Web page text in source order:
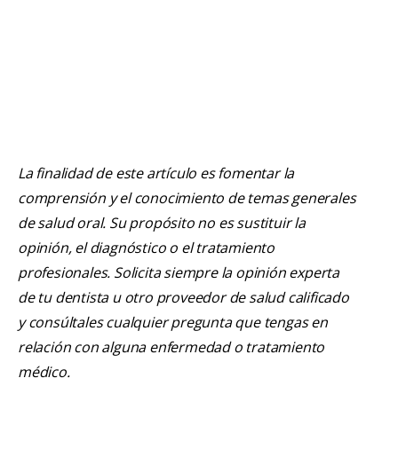
La finalidad de este artículo es fomentar la
comprensión y el conocimiento de temas generales
de salud oral. Su propósito no es sustituir la
opinión, el diagnóstico o el tratamiento
profesionales. Solicita siempre la opinión experta
de tu dentista u otro proveedor de salud calificado
y consúltales cualquier pregunta que tengas en
relación con alguna enfermedad o tratamiento
médico.